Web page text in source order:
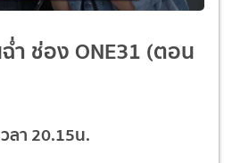
ำ ช่อง ONE31 (ตอน
ลา 20.15น.